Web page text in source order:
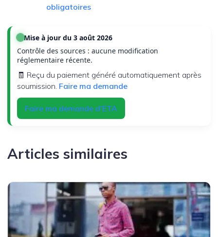
obligatoires
Mise à jour du 3 août 2026
Contrôle des sources : aucune modification
réglementaire récente.
🧾 Reçu du paiement généré automatiquement après
soumission. Faire ma demande
Faire ma demande d’ETA
Articles similaires